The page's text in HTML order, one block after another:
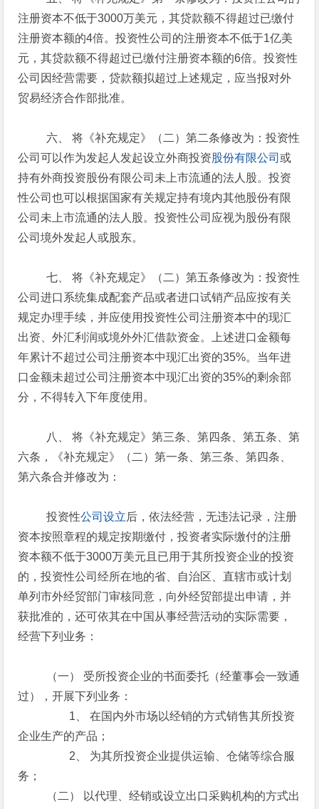
注册资本不低于3000万美元，其贷款额不得超过已缴付
注册资本额的4倍。投资性公司的注册资本不低于1亿美
元，其贷款额不得超过已缴付注册资本额的6倍。投资性
公司因经营需要，贷款额拟超过上述规定，应当报对外
贸易经济合作部批准。
六、 将《补充规定》（二）第二条修改为：投资性
公司可以作为发起人发起设立外商投资股份有限公司或
持有外商投资股份有限公司未上市流通的法人股。投资
性公司也可以根据国家有关规定持有境内其他股份有限
公司未上市流通的法人股。投资性公司应视为股份有限
公司境外发起人或股东。
七、 将《补充规定》（二）第五条修改为：投资性
公司进口系统集成配套产品或者进口试销产品应按有关
规定办理手续，并应使用投资性公司注册资本中的现汇
出资、外汇利润或境外外汇借款资金。上述进口金额每
年累计不超过公司注册资本中现汇出资的35%。当年进
口金额未超过公司注册资本中现汇出资的35%的剩余部
分，不得转入下年度使用。
八、 将《补充规定》第三条、第四条、第五条、第
六条，《补充规定》（二）第一条、第三条、第四条、
第六条合并修改为：
投资性公司设立后，依法经营，无违法记录，注册
资本按照章程的规定按期缴付，投资者实际缴付的注册
资本额不低于3000万美元且已用于其所投资企业的投资
的，投资性公司经所在地的省、自治区、直辖市或计划
单列市外经贸部门审核同意，向外经贸部提出申请，并
获批准的，还可依其在中国从事经营活动的实际需要，
经营下列业务：
（一） 受所投资企业的书面委托（经董事会一致通
过），开展下列业务：
1、 在国内外市场以经销的方式销售其所投资
企业生产的产品；
2、 为其所投资企业提供运输、仓储等综合服
务；
（二） 以代理、经销或设立出口采购机构的方式出